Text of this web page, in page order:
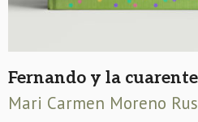
Fernando y la
Mari Carmen Moreno Rus